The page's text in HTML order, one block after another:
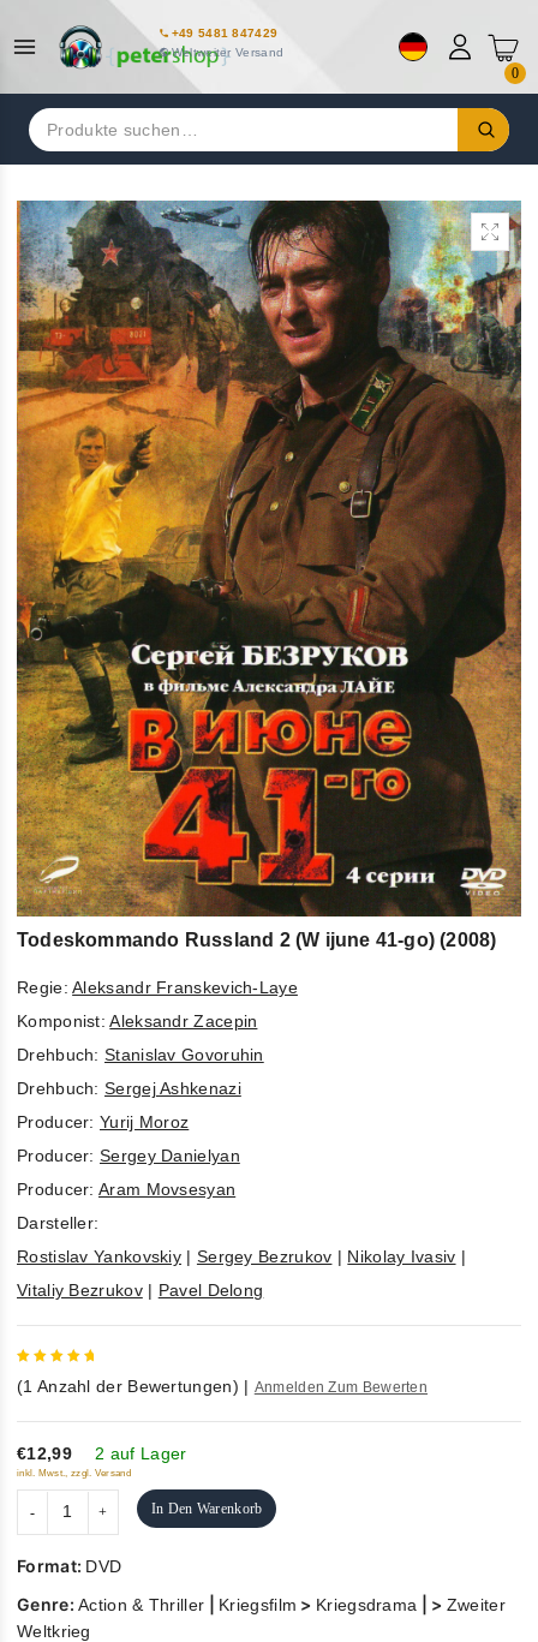
+49 5481 847429
Weltweiter Versand
0
Suchen
nach:
Todeskommando Russland 2 (W ijune 41-go) (2008)
Regie:Aleksandr Franskevich-Laye
Komponist:Aleksandr Zacepin
Drehbuch:Stanislav Govoruhin
Drehbuch:Sergej Ashkenazi
Producer: Yurij Moroz
Producer: Sergey Danielyan
Producer: Aram Movsesyan
Darsteller:
Rostislav Yankovskiy | Sergey Bezrukov | Nikolay Ivasiv |
Vitaliy Bezrukov| Pavel Delong
5
(1 Anzahl der Bewertungen) | Anmelden Zum Bewerten
€12,99 2 auf Lager
inkl. Mwst., zzgl. Versand
In Den Warenkorb
Format: DVD
Genre:Action & Thriller Kriegsfilm > Kriegsdrama | > Zweiter
Weltkrieg